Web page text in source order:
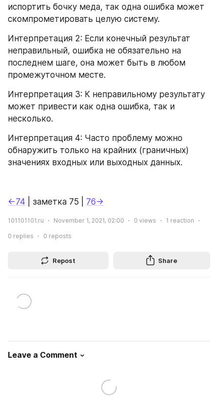
испортить бочку меда, так одна ошибка может
скомпрометировать целую систему.
Интерпретация 2: Если конечный результат
неправильный, ошибка не обязательно на
последнем шаге, она может быть в любом
промежуточном месте.
Интерпретация 3: К неправильному результату
может привести как одна ошибка, так и
несколько.
Интерпретация 4: Часто проблему можно
обнаружить только на крайних (граничных)
значениях входных или выходных данных.
←74 | заметка 75 | 76→
101101101.ru November 1, 2021, 02:00 0 views 1 reaction
0 replies 0 reposts
Repost Share
Leave a Comment